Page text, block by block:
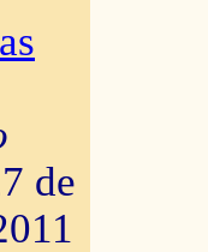
de